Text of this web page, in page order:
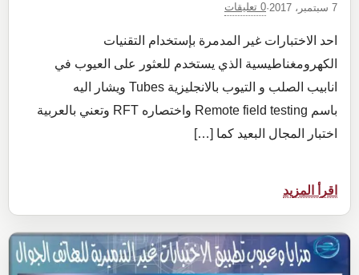
7 سبتمبر، 2017 ·0 تعليقات
احد الاختبارات غير المدمرة بإستخدام التقنيات
الكهرومغناطيسية الذي يستخدم للعثور على العيوب في
انابيب الصلب و التيوب بالانجليزية Tubes ويشار اليه
باسم Remote field testing واختصاره RFT وتعني بالعربية
اختبار المجال البعيد كما […]
اقرأ المزيد
دليلك
في
الاختبار